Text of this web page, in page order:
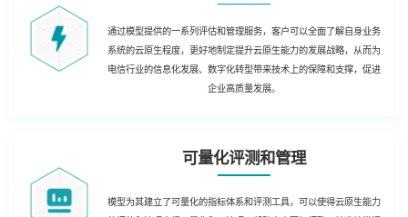
通过模型提供的一系列评估和管理服务，客户可以全面了解自身业务
系统的云原生程度，更好地制定提升云原生能力的发展战略，从而为
电信行业的信息化发展、数字化转型带来技术上的保障和支撑，促进
企业高质量发展。
可量化评测和管理
模型为其建立了可量化的指标体系和评测工具，可以使得云原生能力